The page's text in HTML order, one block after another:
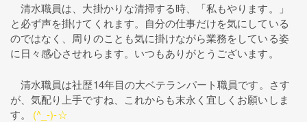
清水職員は、大掛かりな清掃する時、「私もやります。」
と必ず声を掛けてくれます。自分の仕事だけを気にしている
のではなく、周りのことも気に掛けながら業務をしている姿
に日々感心させれらます。いつもありがとうございます。
清水職員は社歴14年目の大ベテランパート職員です。さす
が、気配り上手ですね、これからも末永く宜しくお願いしま
す。
(^_-)-☆